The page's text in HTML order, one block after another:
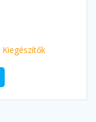
Kiegészítők